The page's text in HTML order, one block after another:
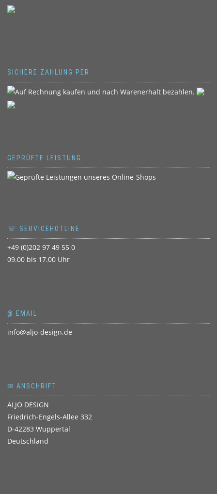
SICHERE ZAHLUNG PER
GEPRÜFTE LEISTUNG
☏ SERVICEHOTLINE
+49 (0)202 97 49 55 0
09.00 bis 17.00 Uhr
@ EMAIL
info@aljo-design.de
✉ ANSCHRIFT
ALJO DESIGN
Friedrich-Engels-Allee 332
D-42283 Wuppertal
Deutschland